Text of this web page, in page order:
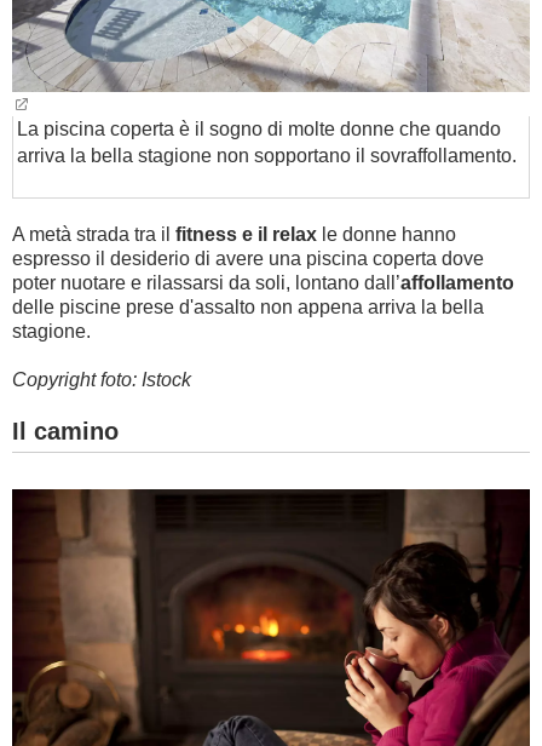
La piscina coperta è il sogno di molte donne che quando
arriva la bella stagione non sopportano il sovraffollamento.
A metà strada tra il fitness e il relax le donne hanno
espresso il desiderio di avere una piscina coperta dove
poter nuotare e rilassarsi da soli, lontano dall’affollamento
delle piscine prese d'assalto non appena arriva la bella
stagione.
Copyright foto: Istock
Il camino